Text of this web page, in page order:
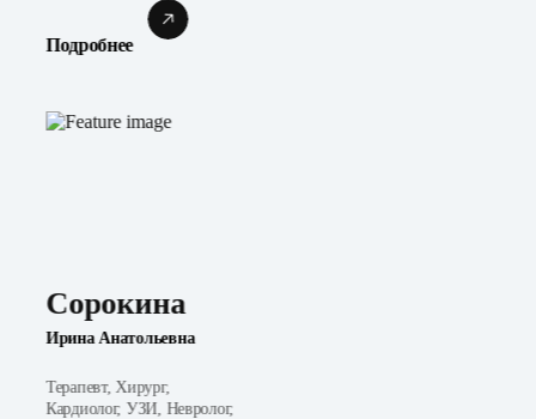
Подробнее
Сорокина
Ирина Анатольевна
Терапевт, Хирург,
Кардиолог, УЗИ, Невролог,